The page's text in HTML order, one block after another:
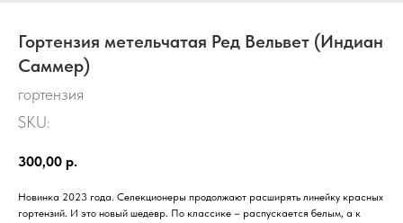
Гортензия метельчатая Ред Вельвет (Индиан
Саммер)
гортензия
SKU:
300,00 р.
Новинка 2023 года. Селекционеры продолжают расширять линейку красных
гортензий. И это новый шедевр. По классике – распускается белым, а к